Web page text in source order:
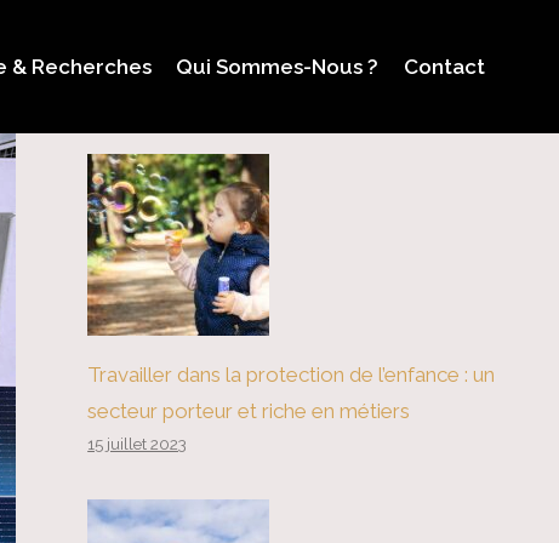
& Recherches Qui Sommes-Nous ? Contact
Travailler dans la protection de l’enfance : un
secteur porteur et riche en métiers
15 juillet 2023